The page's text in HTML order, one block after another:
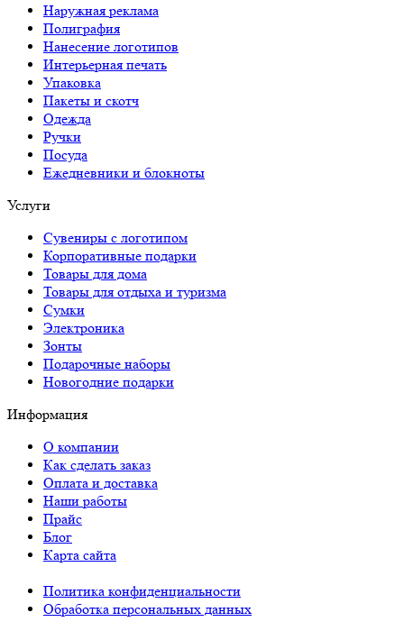
Наружная реклама
Полиграфия
Нанесение логотипов
Интерьерная печать
Упаковка
Пакеты и скотч
Одежда
Ручки
Посуда
Ежедневники и блокноты
Услуги
Сувениры с логотипом
Корпоративные подарки
Товары для дома
Товары для отдыха и туризма
Сумки
Электроника
Зонты
Подарочные наборы
Новогодние подарки
Информация
О компании
Как сделать заказ
Оплата и доставка
Наши работы
Прайс
Блог
Карта сайта
Политика конфиденциальности
Обработка персональных данных